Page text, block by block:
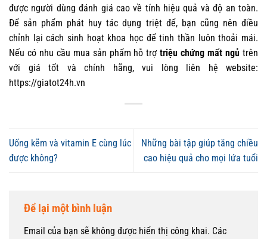
được người dùng đánh giá cao về tính hiệu quả và độ an toàn.
Để sản phẩm phát huy tác dụng triệt để, bạn cũng nên điều
chỉnh lại cách sinh hoạt khoa học để tinh thần luôn thoải mái.
Nếu có nhu cầu mua sản phẩm hỗ trợtriệu chứng mất ngủ trên
với giá tốt và chính hãng, vui lòng liên hệ website:
https://giatot24h.vn
Uống kẽm và vitamin E cùng lúc
được không?
Những bài tập giúp tăng chiều
cao hiệu quả cho mọi lứa tuổi
Để lại một bình luận
Email của bạn sẽ không được hiển thị công khai. Các